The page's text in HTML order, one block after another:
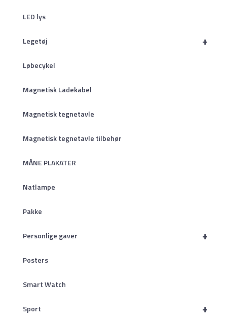
LED lys
+
Legetøj
Løbecykel
Magnetisk Ladekabel
Magnetisk tegnetavle
Magnetisk tegnetavle tilbehør
MÅNE PLAKATER
Natlampe
Pakke
+
Personlige gaver
Posters
Smart Watch
+
Sport